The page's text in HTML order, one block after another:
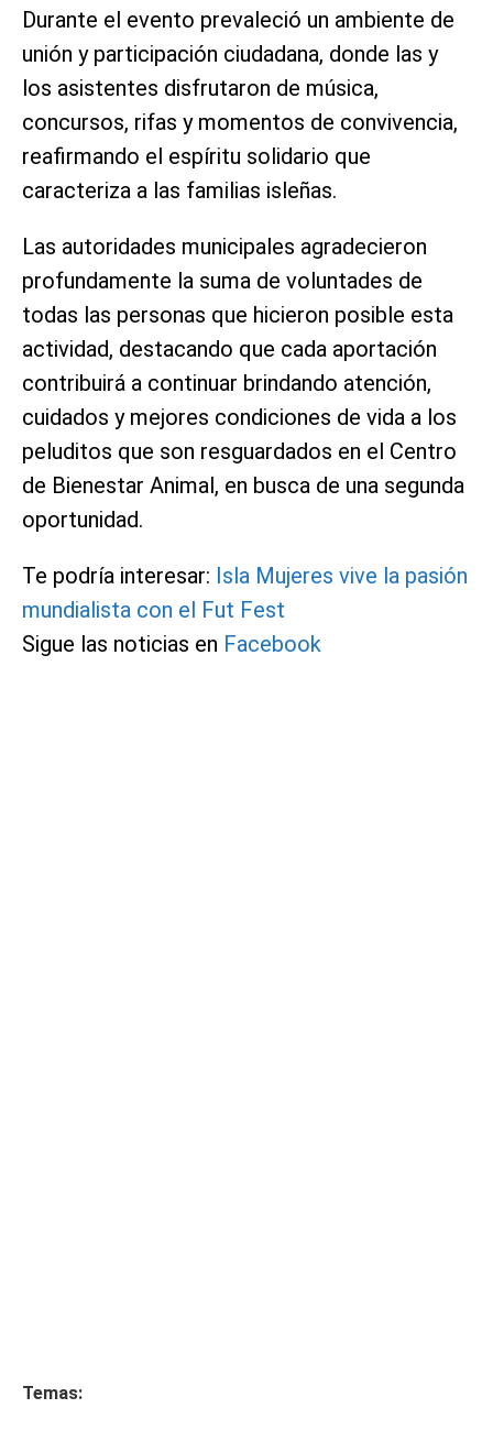
Durante el evento prevaleció un ambiente de
unión y participación ciudadana, donde las y
los asistentes disfrutaron de música,
concursos, rifas y momentos de convivencia,
reafirmando el espíritu solidario que
caracteriza a las familias isleñas.
Las autoridades municipales agradecieron
profundamente la suma de voluntades de
todas las personas que hicieron posible esta
actividad, destacando que cada aportación
contribuirá a continuar brindando atención,
cuidados y mejores condiciones de vida a los
peluditos que son resguardados en el Centro
de Bienestar Animal, en busca de una segunda
oportunidad.
Te podría interesar: Isla Mujeres vive la pasión
mundialista con el Fut Fest
Sigue las noticias en Facebook
Temas: